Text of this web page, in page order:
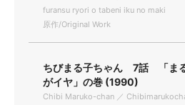
furansu ryori o tabeni iku no maki
原作/Original Work
ちびまる子ちゃん 7話 「ま
がイヤ」の巻 (1990)
Chibi Maruko-chan ／